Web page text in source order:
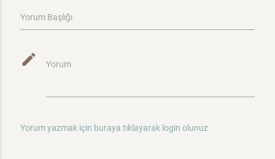
Yorum Başlığı
mode_edit Yorum
Yorum yazmak için buraya tıklayarak login olunuz